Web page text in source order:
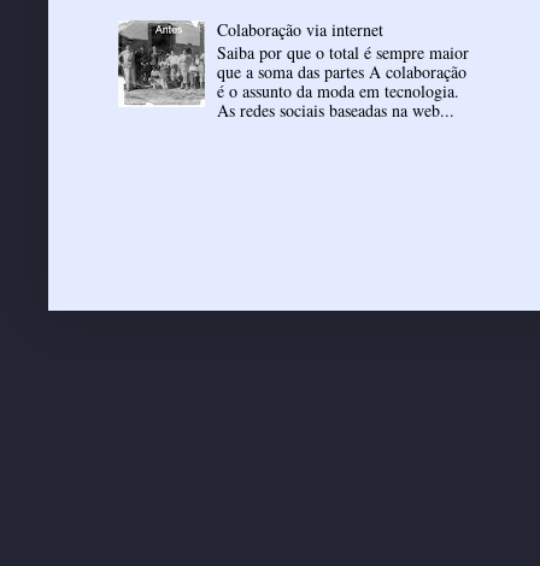
Colaboração via internet
Saiba por que o total é sempre maior
que a soma das partes A colaboração
é o assunto da moda em tecnologia.
As redes sociais baseadas na web...